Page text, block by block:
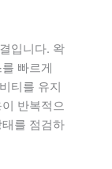
입니다. 왁
빠르게
티를 유지
반복적으
를 점검하